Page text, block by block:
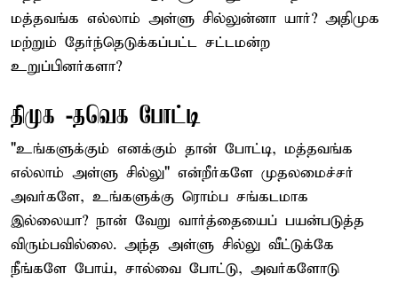
மத்தவங்க எல்லாம் அள்ளு சில்லுன்னா யார்? அதிமுக
மற்றும் தேர்ந்தெடுக்கப்பட்ட சட்டமன்ற
உறுப்பினர்களா?
திமுக -தவெக போட்டி
"உங்களுக்கும் எனக்கும் தான் போட்டி, மத்தவங்க
எல்லாம் அள்ளு சில்லு" என்றீர்களே முதலமைச்சர்
அவர்களே, உங்களுக்கு ரொம்ப சங்கடமாக
இல்லையா? நான் வேறு வார்த்தையைப் பயன்படுத்த
விரும்பவில்லை. அந்த அள்ளு சில்லு வீட்டுக்கே
நீங்களே போய், சால்வை போட்டு, அவர்களோடு